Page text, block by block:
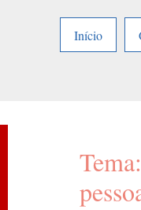
Início